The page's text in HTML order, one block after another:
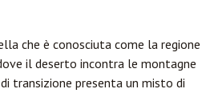
che è conosciuta come la regione
il deserto incontra le montagne
transizione presenta un misto di